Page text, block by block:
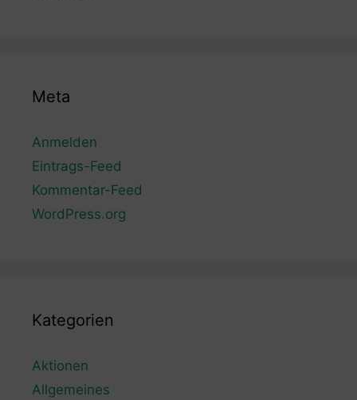
Meta
Anmelden
Eintrags-Feed
Kommentar-Feed
WordPress.org
Kategorien
Aktionen
Allgemeines